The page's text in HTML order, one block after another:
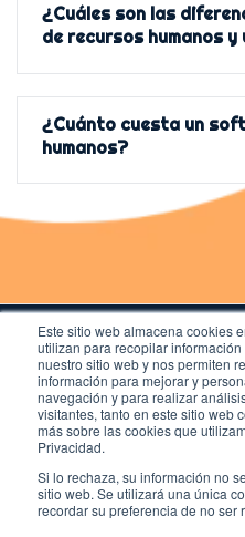
Este sitio web almacena cookies
utilizan para recopilar
nuestro sitio web y nos permiten
información para mejorar y
navegación y para realizar
visitantes, tanto en este sitio web
más sobre las cookies que
Privacidad.
Si lo rechaza, su información no
sitio web. Se utilizará una única
recordar su preferencia de no ser
¿Cuáles son las
de recursos humanos
¿Cuánto cuesta un
humanos?
Legal
Privacidad
Newsletter
Calle Alfonso XII, 62. Madrid